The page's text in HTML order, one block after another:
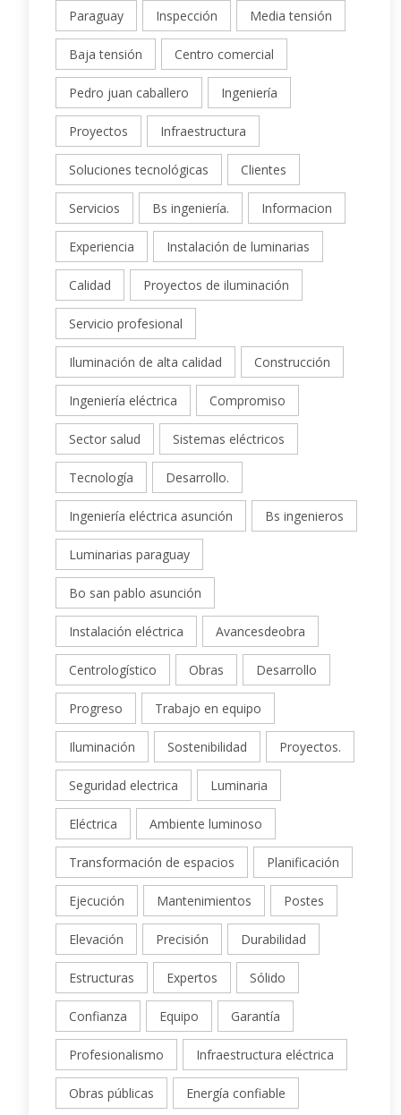
Paraguay Inspección Media tensión
Baja tensión Centro comercial
Pedro juan caballero Ingeniería
Proyectos Infraestructura
Soluciones tecnológicas Clientes
Servicios Bs ingeniería. Informacion
Experiencia Instalación de luminarias
Calidad Proyectos de iluminación
Servicio profesional
Iluminación de alta calidad Construcción
Ingeniería eléctrica Compromiso
Sector salud Sistemas eléctricos
Tecnología Desarrollo.
Ingeniería eléctrica asunción Bs ingenieros
Luminarias paraguay
Bo san pablo asunción
Instalación eléctrica Avancesdeobra
Centrologístico Obras Desarrollo
Progreso Trabajo en equipo
Iluminación Sostenibilidad Proyectos.
Seguridad electrica Luminaria
Eléctrica Ambiente luminoso
Transformación de espacios Planificación
Ejecución Mantenimientos Postes
Elevación Precisión Durabilidad
Estructuras Expertos Sólido
Confianza Equipo Garantía
Profesionalismo Infraestructura eléctrica
Obras públicas Energía confiable